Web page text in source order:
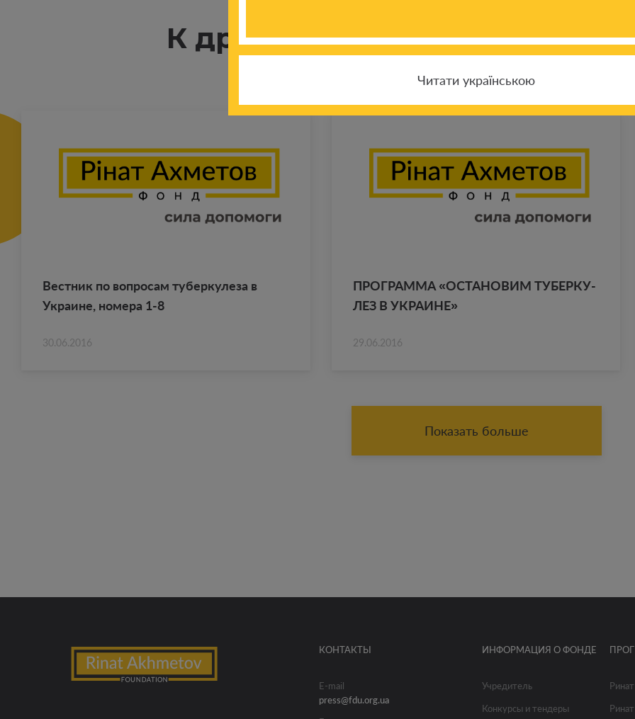
К другим новостям
Вест­ник по во­про­сам ту­бер­ку­ле­за в
Укра­ине, но­ме­ра 1-8
30.06.2016
ПРО­ГРАМ­МА «ОСТА­НО­ВИМ ТУ­БЕР­КУ­
ЛЕЗ В УКРА­ИНЕ»
29.06.2016
Показать больше
КОНТАКТЫ
E-mail
press@fdu.org.ua
ИНФОРМАЦИЯ О ФОНДЕ
Учредитель
Конкурсы и тендеры
Читати українською